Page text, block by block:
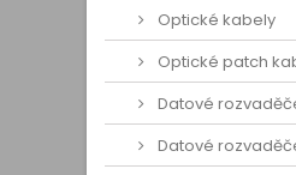
Optické kabely
Optické patch
Datové
Datové